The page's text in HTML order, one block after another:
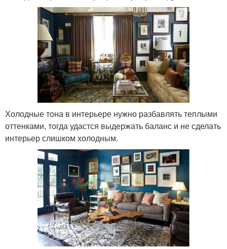
Холодные тона в интерьере нужно разбавлять теплыми
оттенками, тогда удастся выдержать баланс и не сделать
интерьер слишком холодным.